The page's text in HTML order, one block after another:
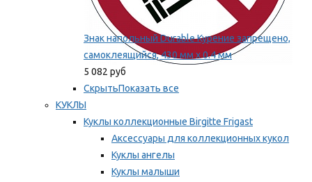
Знак напольный Durable Курение запрещено,
самоклеящийся, 430 мм х 0.4 мм
5 082 руб
СкрытьПоказать все
КУКЛЫ
Куклы коллекционные Birgitte Frigast
Аксессуары для коллекционных кукол
Куклы ангелы
Куклы малыши